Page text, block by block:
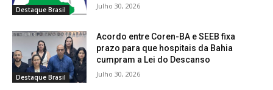
Destaque Brasil Julho 30, 2026
Destaque Brasil
Acordo entre Coren-BA e SEEB fixa
prazo para que hospitais da Bahia
cumpram a Lei do Descanso
Julho 30, 2026